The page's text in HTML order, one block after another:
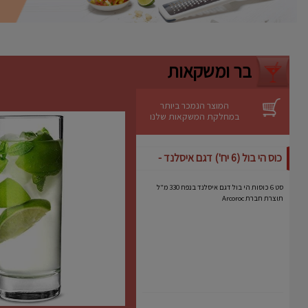
ניקוי קל– ניתן לשטיפה ידנית מהירה.
רגישים.
מבטיחה תוצאה מקצועית גם באפייה
ביתית.
בר ומשקאות
המוצר הנמכר ביותר
במחלקת המשקאות שלנו
כוס הי בול (6 יח') דגם איסלנד -
סט 6 כוסות הי בול דגם איסלנד בנפח 330 מ"ל
תוצרת חברת Arcoroc